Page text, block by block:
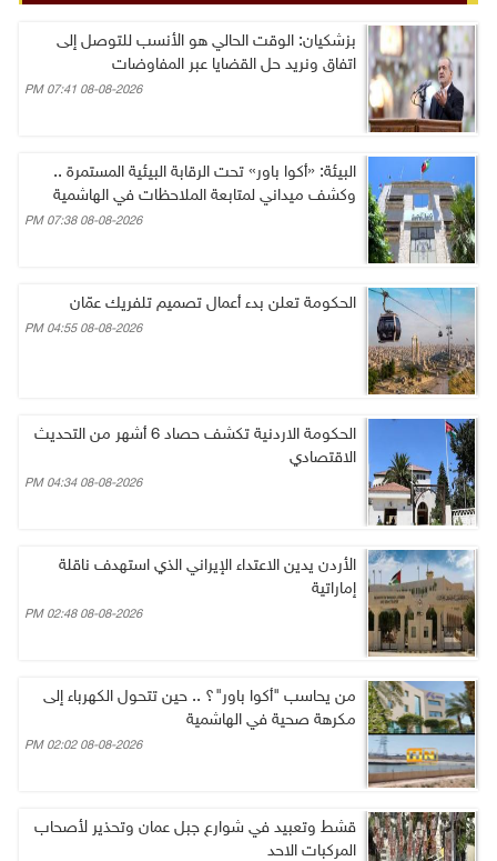
بزشكيان: الوقت الحالي هو الأنسب للتوصل إلى
اتفاق ونريد حل القضايا عبر المفاوضات
08-08-2026 07:41 PM
البيئة: «أكوا باور» تحت الرقابة البيئية المستمرة ..
وكشف ميداني لمتابعة الملاحظات في الهاشمية
08-08-2026 07:38 PM
الحكومة تعلن بدء أعمال تصميم تلفريك عمّان
08-08-2026 04:55 PM
الحكومة الاردنية تكشف حصاد 6 أشهر من التحديث
الاقتصادي
08-08-2026 04:34 PM
الأردن يدين الاعتداء الإيراني الذي استهدف ناقلة
إماراتية
08-08-2026 02:48 PM
من يحاسب "أكوا باور"؟ .. حين تتحول الكهرباء إلى
مكرهة صحية في الهاشمية
08-08-2026 02:02 PM
قشط وتعبيد في شوارع جبل عمان وتحذير لأصحاب
المركبات الاحد